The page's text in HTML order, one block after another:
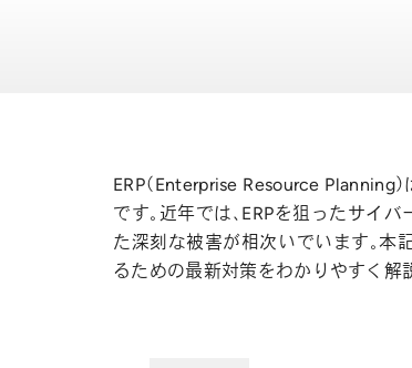
ERP（Enterprise Resource Planning
です。近年では、ERPを狙ったサイ
た深刻な被害が相次いでいます。本
るための最新対策をわかりやすく解